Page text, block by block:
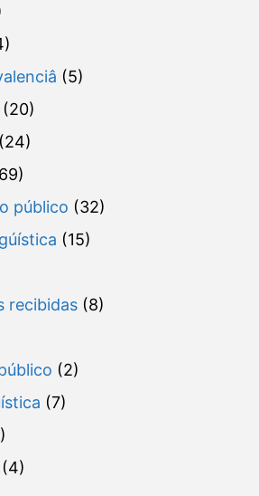
(5)
(20)
(24)
público (32)
(15)
recibidas (8)
(2)
(7)
(4)